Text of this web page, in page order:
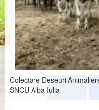
Colectare Deseuri
SNCU Alba Iulia